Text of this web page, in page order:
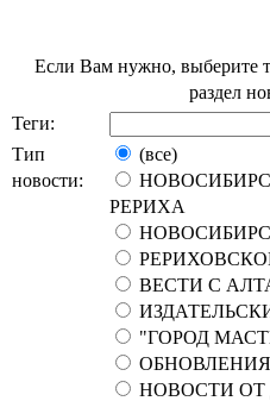
Если Вам нужно, выберите
раздел
Теги:
Тип
новости:
(все)
РЕРИХА
ВЕСТИ С
"ГОРОД
НОВОСТИ ОТ